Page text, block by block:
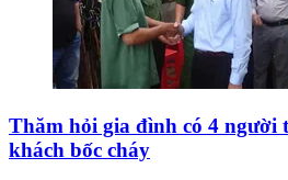
Thăm hỏi gia đình có 4 người
khách bốc cháy